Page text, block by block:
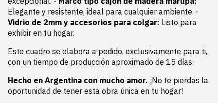
Elegante y resistente, ideal para cualquier ambiente. -
Vidrio de 2mm y accesorios para colgar: Listo para
exhibir en tu hogar.
Este cuadro se elabora a pedido, exclusivamente para ti,
con un tiempo de producción aproximado de 15 días.
Hecho en Argentina con mucho amor. ¡No te pierdas la
oportunidad de tener esta obra única en tu hogar!